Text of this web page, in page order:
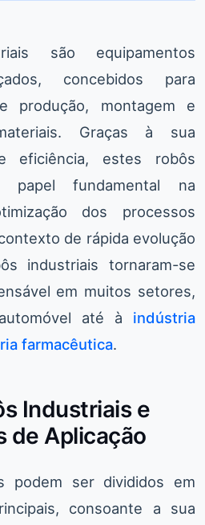
são equipamentos
concebidos para
produção, montagem e
Graças à sua
eficiência, estes robôs
papel fundamental na
dos processos
de rápida evolução
industriais tornaram-se
em muitos setores,
até à indústria
farmacêutica.
Industriais e
de Aplicação
podem ser divididos em
consoante a sua